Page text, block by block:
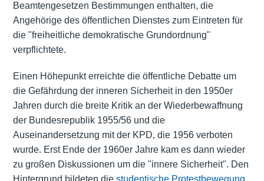
Beamtengesetzen Bestimmungen enthalten, die
Angehörige des öffentlichen Dienstes zum Eintreten für
die "freiheitliche demokratische Grundordnung"
verpflichtete.
Einen Höhepunkt erreichte die öffentliche Debatte um
die Gefährdung der inneren Sicherheit in den 1950er
Jahren durch die breite Kritik an der Wiederbewaffnung
der Bundesrepublik 1955/56 und die
Auseinandersetzung mit der KPD, die 1956 verboten
wurde. Erst Ende der 1960er Jahre kam es dann wieder
zu großen Diskussionen um die "innere Sicherheit". Den
Hintergrund bildeten die studentische Protestbewegung